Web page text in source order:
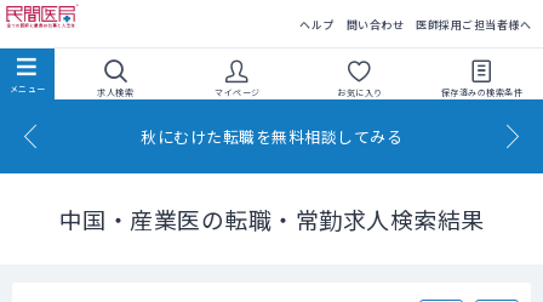
ヘルプ 問い合わせ 医師採用ご担当者様へ
求人検索 マイページ お気に入り 保存済みの検索条件
秋にむけた転職を無料相談してみる
中国・産業医の転職・常勤求人検索結果